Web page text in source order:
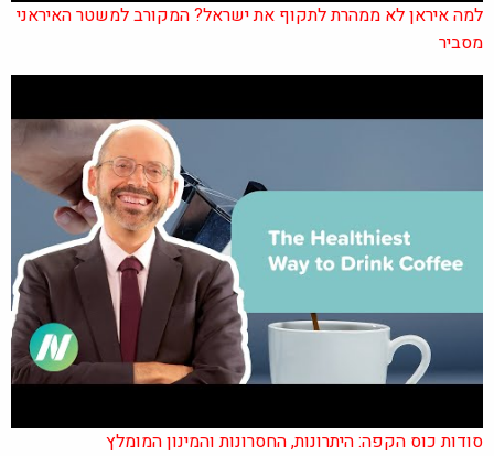
למה איראן לא ממהרת לתקוף את ישראל? המקורב למשטר האיראני
מסביר
סודות כוס הקפה: היתרונות, החסרונות והמינון המומלץ